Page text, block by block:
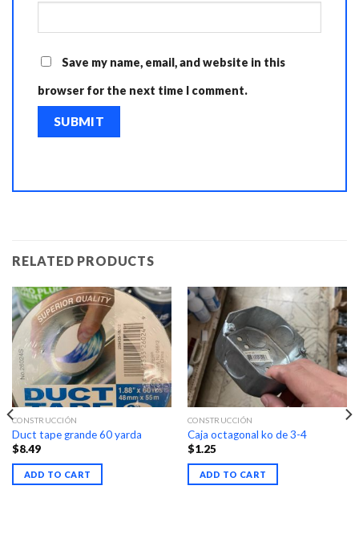
Save my name, email, and website in this
browser for the next time I comment.
RELATED PRODUCTS
CONSTRUCCIÓN
Duct tape grande 60 yarda
$8.49
ADD TO CART
CONSTRUCCIÓN
Caja octagonal ko de 3-4
$1.25
ADD TO CART